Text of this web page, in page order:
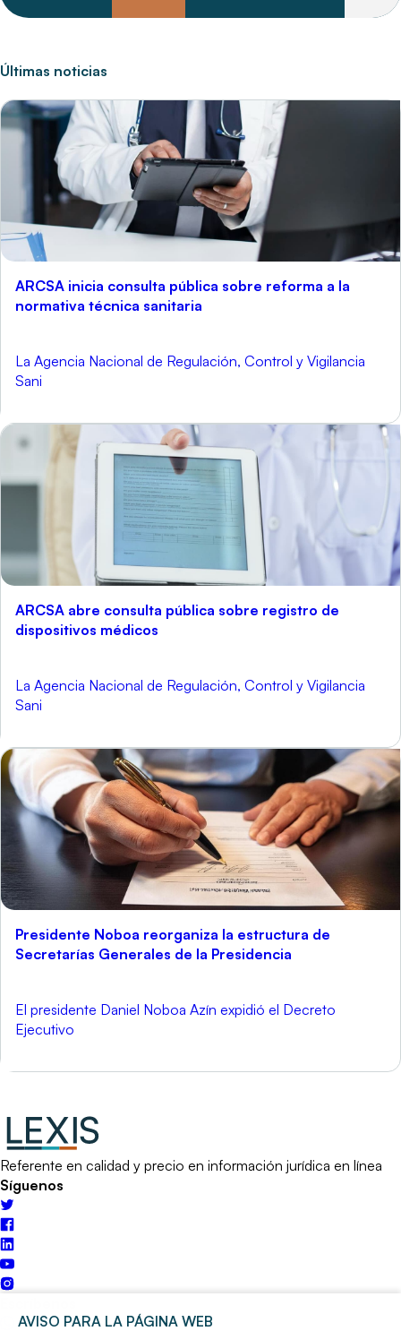
Últimas noticias
ARCSA inicia consulta pública sobre reforma a la
normativa técnica sanitaria
La Agencia Nacional de Regulación, Control y Vigilancia
Sani
ARCSA abre consulta pública sobre registro de
dispositivos médicos
La Agencia Nacional de Regulación, Control y Vigilancia
Sani
Presidente Noboa reorganiza la estructura de
Secretarías Generales de la Presidencia
El presidente Daniel Noboa Azín expidió el Decreto
Ejecutivo
AVISO PARA LA PÁGINA WEB
Referente en calidad y precio en información jurídica en línea
Síguenos